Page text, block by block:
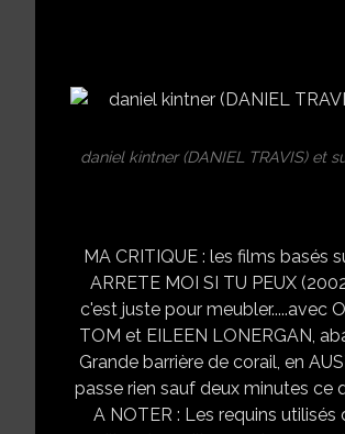
daniel kintner (DANIEL TRAVIS) et
MA CRITIQUE : les films basés
ARRETE MOI SI TU PEUX
c'est juste pour meubler.....avec
TOM et EILEEN LONERGAN,
Grande barrière de corail, en
passe rien sauf deux minutes ce
A NOTER : Les requins